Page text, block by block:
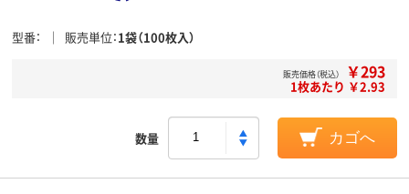
型番 販売単位 1袋（100枚入）
販売価格（税込） ￥293
1枚あたり ￥2.93
数量 カゴへ